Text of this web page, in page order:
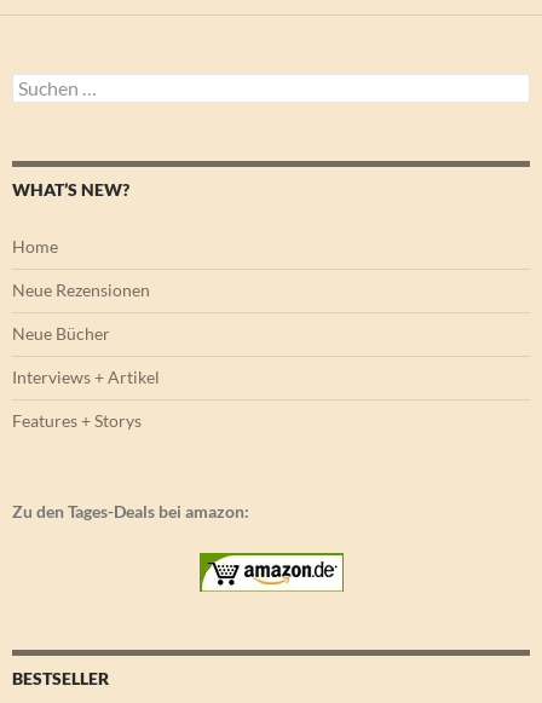
Suchen
nach:
WHAT’S NEW?
Home
Neue Rezensionen
Neue Bücher
Interviews + Artikel
Features + Storys
Zu den Tages-Deals bei amazon:
BESTSELLER